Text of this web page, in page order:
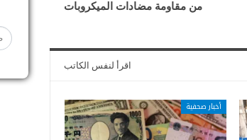
من مقاومة مضادات الميكروبات
اقرأ لنفس الكاتب
أخبار صحفية